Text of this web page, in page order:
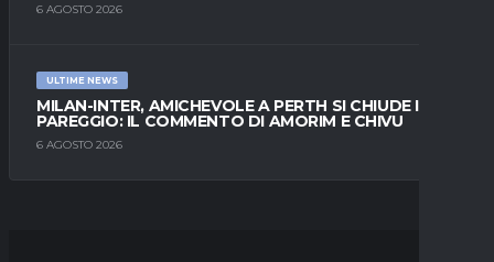
6 AGOSTO 2026
ULTIME NEWS
MILAN-INTER, AMICHEVOLE A PERTH SI CHIUDE IN
PAREGGIO: IL COMMENTO DI AMORIM E CHIVU
6 AGOSTO 2026